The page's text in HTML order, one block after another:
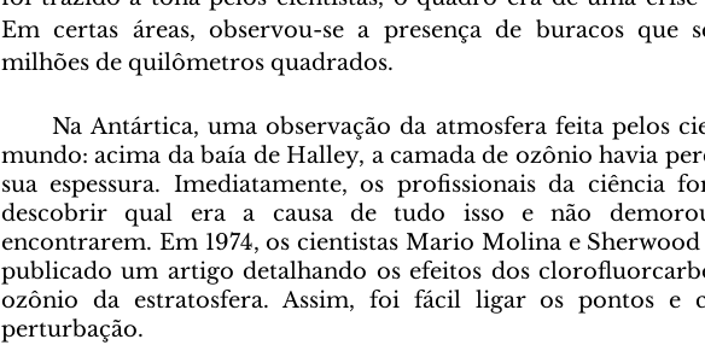
Em certas áreas, observou-se a presença de buracos que
milhões de quilômetros quadrados.
	Na Antártica, uma observação da atmosfera feita pelos cientistas chocou o
mundo: acima da baía de Halley, a camada de ozônio havia
sua espessura. Imediatamente, os profissionais da ciência
descobrir qual era a causa de tudo isso e não
encontrarem. Em 1974, os cientistas Mario Molina e
publicado um artigo detalhando os efeitos dos
ozônio da estratosfera. Assim, foi fácil ligar os pontos e
perturbação.